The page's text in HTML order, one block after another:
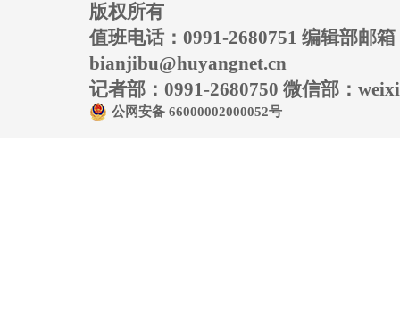
版权所有
值班电话：0991-2680751 编辑部邮箱
bianjibu@huyangnet.cn
记者部：0991-2680750 微信部：
公网安备 66000002000052号